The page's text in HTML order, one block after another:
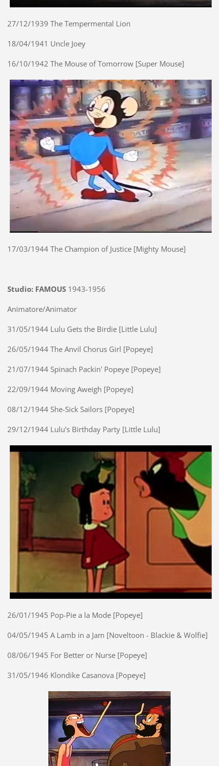
27/12/1939 The Tempermental Lion
18/04/1941 Uncle Joey
16/10/1942 The Mouse of Tomorrow [Super Mouse]
17/03/1944 The Champion of Justice [Mighty Mouse]
Studio: FAMOUS 1943-1956
Animatore/Animator
31/05/1944 Lulu Gets the Birdie [Little Lulu]
26/05/1944 The Anvil Chorus Girl [Popeye]
21/07/1944 Spinach Packin' Popeye [Popeye]
22/09/1944 Moving Aweigh [Popeye]
08/12/1944 She-Sick Sailors [Popeye]
29/12/1944 Lulu's Birthday Party [Little Lulu]
26/01/1945 Pop-Pie a la Mode [Popeye]
04/05/1945 A Lamb in a Jam [Noveltoon - Blackie & Wolfie]
08/06/1945 For Better or Nurse [Popeye]
31/05/1946 Klondike Casanova [Popeye]